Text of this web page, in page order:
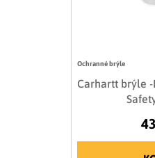
Ochranné brýle
Carhartt brýle -